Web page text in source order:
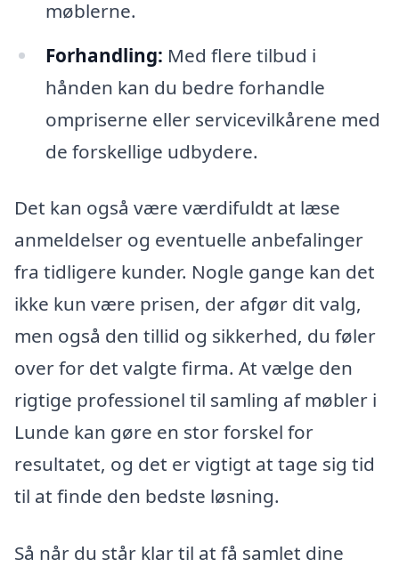
møblerne.
Forhandling: Med flere tilbud i
hånden kan du bedre forhandle
ompriserne eller servicevilkårene med
de forskellige udbydere.
Det kan også være værdifuldt at læse
anmeldelser og eventuelle anbefalinger
fra tidligere kunder. Nogle gange kan det
ikke kun være prisen, der afgør dit valg,
men også den tillid og sikkerhed, du føler
over for det valgte firma. At vælge den
rigtige professionel til samling af møbler i
Lunde kan gøre en stor forskel for
resultatet, og det er vigtigt at tage sig tid
til at finde den bedste løsning.
Så når du står klar til at få samlet dine